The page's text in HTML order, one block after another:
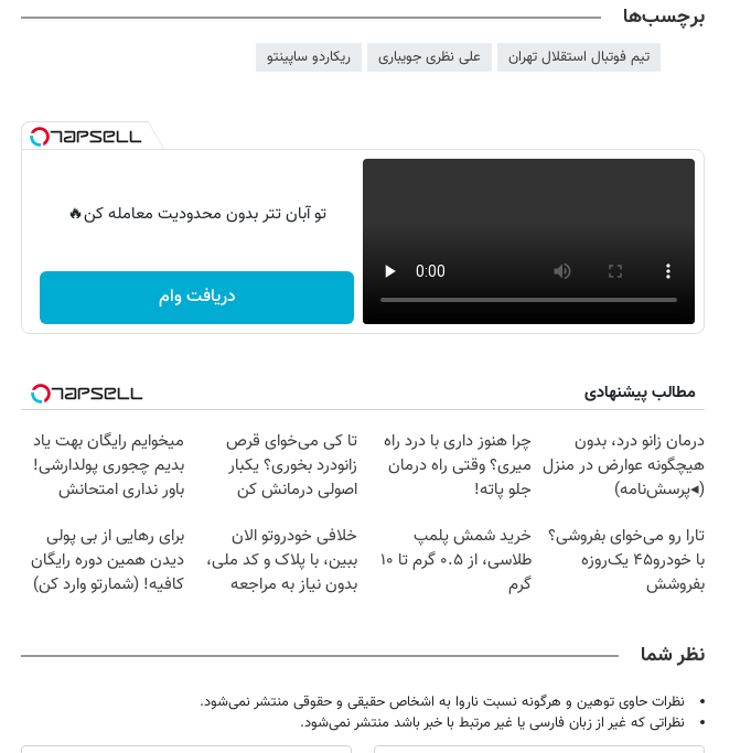
برچسب‌ها
تیم فوتبال استقلال تهران علی نظری جویباری ریکاردو ساپینتو
تو آبان تتر بدون محدودیت معامله کن🔥
دریافت وام
مطالب پیشنهادی
درمان زانو درد، بدون
هیچگونه عوارض در منزل
(◂پرسش‌نامه)
چرا هنوز داری با درد راه
میری؟ وقتی راه درمان
جلو پاته!
تا کی می‌خوای قرص
زانودرد بخوری؟ یکبار
اصولی درمانش کن
میخوایم رایگان بهت یاد
بدیم چجوری پولدارشی!
باور نداری امتحانش
تارا رو می‌خوای بفروشی؟
با خودرو۴۵ یک‌روزه
بفروشش
خرید شمش پلمپ
طلاسی، از ۰.۵ گرم تا ۱۰
گرم
خلافی خودروتو الان
ببین، با پلاک و کد ملی،
بدون نیاز به مراجعه
برای رهایی از بی پولی
دیدن همین دوره رایگان
کافیه! (شمارتو وارد کن)
نظر شما
نظرات حاوی توهین و هرگونه نسبت ناروا به اشخاص حقیقی و حقوقی منتشر نمی‌شود.
نظراتی که غیر از زبان فارسی یا غیر مرتبط با خبر باشد منتشر نمی‌شود.